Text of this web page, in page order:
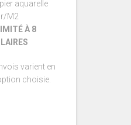
aquarelle
M2
À 8
varient en
choisie.